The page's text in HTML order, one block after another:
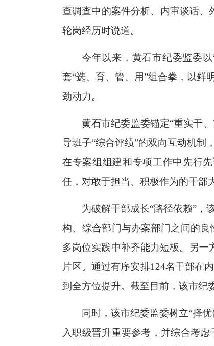
查调查中的案件分析、内审谈话、
轮岗经历时说道。
今年以来，黄石市纪委监委
套“选、育、管、用”组合拳，以鲜
劲动力。
黄石市纪委监委锚定“重实干
导班子“综合评绩”的双向互动机制
在专案组组建和专项工作中先行
任，对敢于担当、积极作为的干部
为破解干部成长“路径依赖”，
构、综合部门与办案部门之间的
多岗位实践中补齐能力短板。另
片区。通过有序安排124名干部在
到全方位提升。截至目前，该市纪
同时，该市纪委监委树立“择
入职级晋升重要参考，并综合考